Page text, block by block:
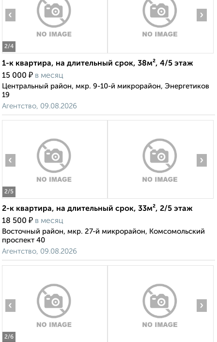
2/4
‹ ›
1-к квартира, на длительный срок, 38м², 4/5 этаж
15 000 ₽ в месяц
Центральный район, мкр. 9-10-й микрорайон, Энергетиков
19
Агентство, 09.08.2026
2/5
‹ ›
2-к квартира, на длительный срок, 33м², 2/5 этаж
18 500 ₽ в месяц
Восточный район, мкр. 27-й микрорайон, Комсомольский
проспект 40
Агентство, 09.08.2026
2/6
‹ ›